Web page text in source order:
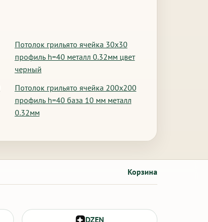
Потолок грильято ячейка 30х30
профиль h=40 металл 0.32мм цвет
черный
Потолок грильято ячейка 200х200
профиль h=40 база 10 мм металл
0.32мм
Корзина
DZEN